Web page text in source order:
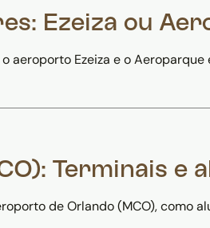
Ezeiza ou
aeroporto Ezeiza e o
Terminais e
de Orlando (MCO), como